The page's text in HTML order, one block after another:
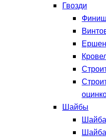
Гвозди
Шайбы